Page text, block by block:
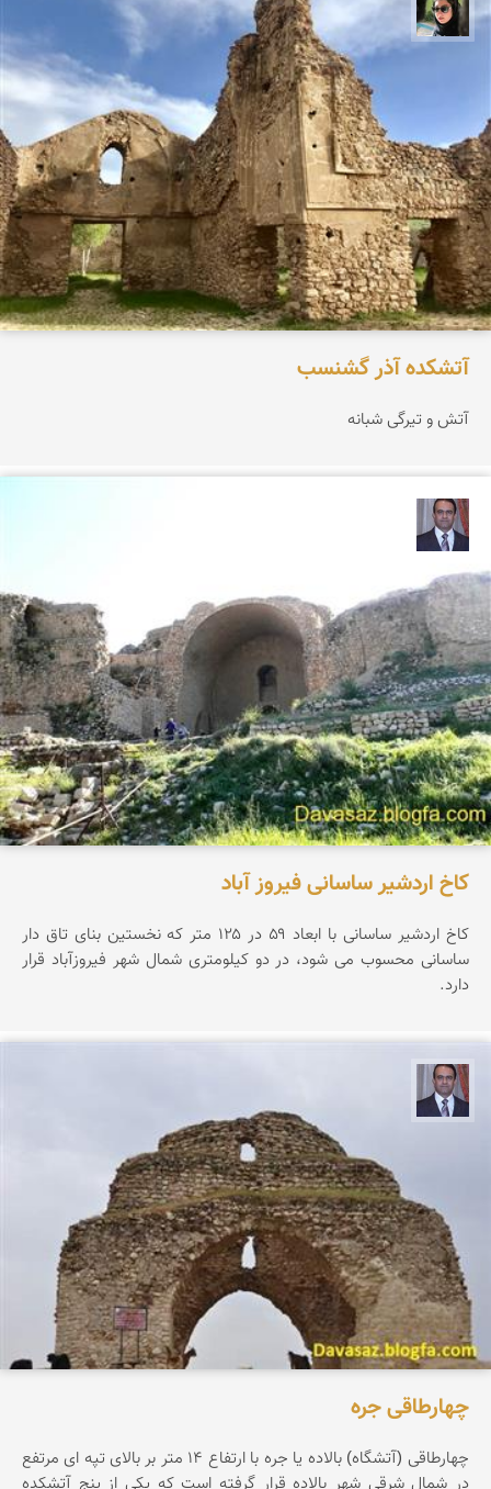
سپیده اصلان
آتشكده آذر گشنسب
آتش و تیرگی شبانه
كاخ اردشیر ساسانی فیروز آباد
كاخ اردشیر ساسانی با ابعاد ۵۹ در ۱۲۵ متر كه نخستین بنای تاق دار
ساسانی محسوب می شود، در دو کیلومتری شمال شهر فیروزآباد قرار
دارد.
چهارطاقی جره
چهارطاقی (آتشگاه) بالاده یا جره با ارتفاع ۱۴ متر بر بالای تپه ای مرتفع
در شمال شرقی شهر بالاده قرار گرفته است که یکی از پنج آتشکده